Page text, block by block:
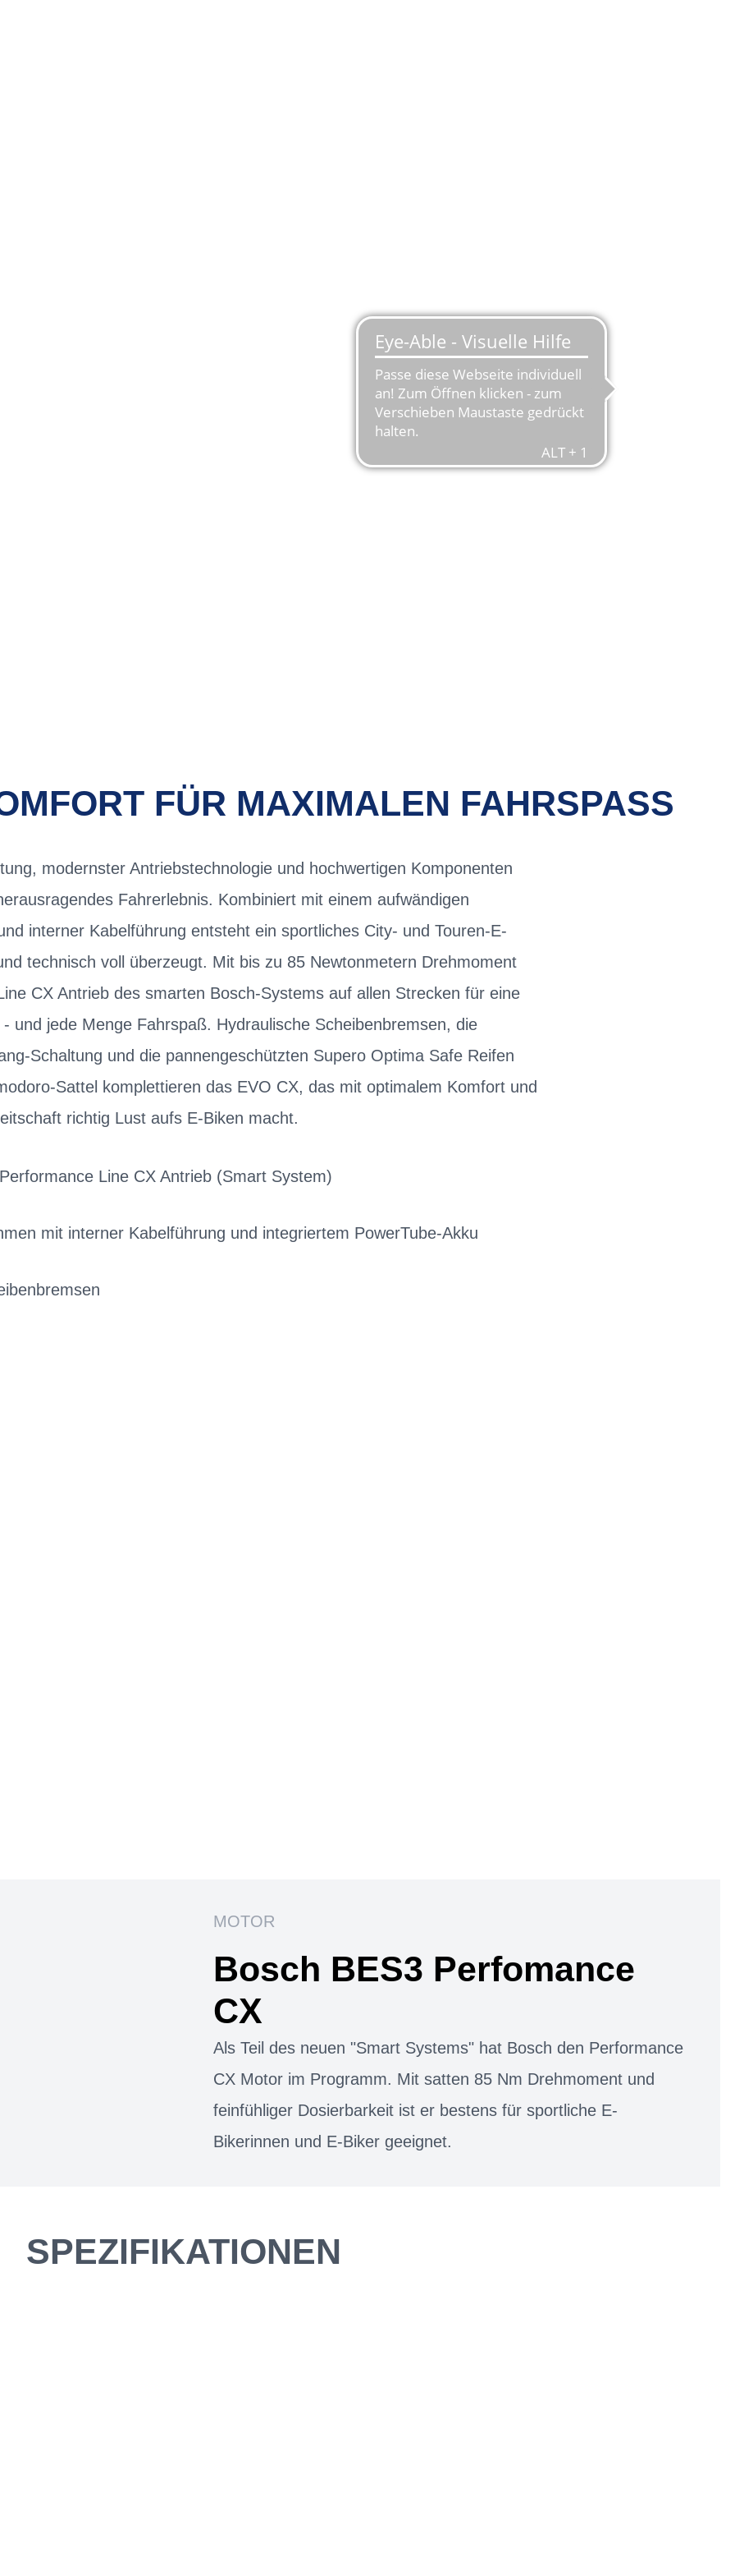
FÜR MAXIMALEN FAHRSPASS
modernster Antriebstechnologie und hochwertigen Komponenten
Fahrerlebnis. Kombiniert mit einem aufwändigen
interner Kabelführung entsteht ein sportliches City- und Touren-E-
technisch voll überzeugt. Mit bis zu 85 Newtonmetern Drehmoment
CX Antrieb des smarten Bosch-Systems auf allen Strecken für eine
und jede Menge Fahrspaß. Hydraulische Scheibenbremsen, die
Schaltung und die pannengeschützten Supero Optima Safe Reifen
Sattel komplettieren das EVO CX, das mit optimalem Komfort und
richtig Lust aufs E-Biken macht.
Line CX Antrieb (Smart System)
mit interner Kabelführung und integriertem PowerTube-Akku
MOTOR
Bosch BES3 Perfomance
CX
Als Teil des neuen "Smart Systems" hat Bosch den Performance
CX Motor im Programm. Mit satten 85 Nm Drehmoment und
feinfühliger Dosierbarkeit ist er bestens für sportliche E-
Bikerinnen und E-Biker geeignet.
SPEZIFIKATIONEN